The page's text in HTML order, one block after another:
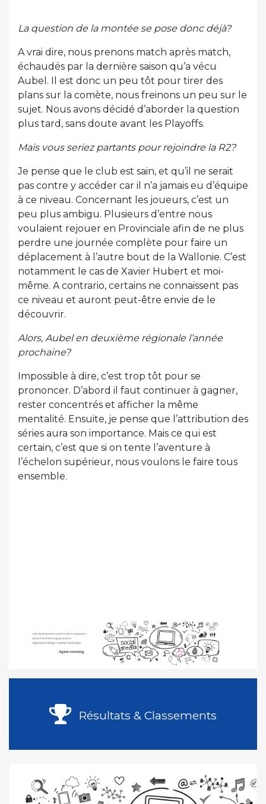
La question de la montée se pose donc déjà?
A vrai dire, nous prenons match après match,
échaudés par la dernière saison qu’a vécu
Aubel. Il est donc un peu tôt pour tirer des
plans sur la comète, nous freinons un peu sur le
sujet. Nous avons décidé d’aborder la question
plus tard, sans doute avant les Playoffs.
Mais vous seriez partants pour rejoindre la R2?
Je pense que le club est sain, et qu’il ne serait
pas contre y accéder car il n’a jamais eu d’équipe
à ce niveau. Concernant les joueurs, c’est un
peu plus ambigu. Plusieurs d’entre nous
voulaient rejouer en Provinciale afin de ne plus
perdre une journée complète pour faire un
déplacement à l’autre bout de la Wallonie. C’est
notamment le cas de Xavier Hubert et moi-
même. A contrario, certains ne connaissent pas
ce niveau et auront peut-être envie de le
découvrir.
Alors, Aubel en deuxième régionale l’année
prochaine?
Impossible à dire, c’est trop tôt pour se
prononcer. D’abord il faut continuer à gagner,
rester concentrés et afficher la même
mentalité. Ensuite, je pense que l’attribution des
séries aura son importance. Mais ce qui est
certain, c’est que si on tente l’aventure à
l’échelon supérieur, nous voulons le faire tous
ensemble.
Résultats & Classements